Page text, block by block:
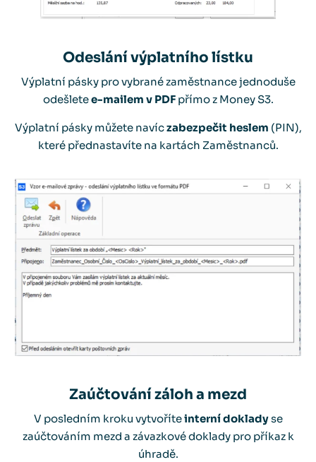
Odeslání výplatního lístku
Výplatní pásky pro vybrané zaměstnance jednoduše
odešletee-mailem v PDFpřímo z Money S3.
Výplatní pásky můžete navíczabezpečit heslem (PIN),
které přednastavíte na kartách Zaměstnanců.
Zaúčtování záloh a mezd
V posledním kroku vytvoříteinterní dokladyse
zaúčtováním mezd a závazkové doklady pro příkaz k
úhradě.